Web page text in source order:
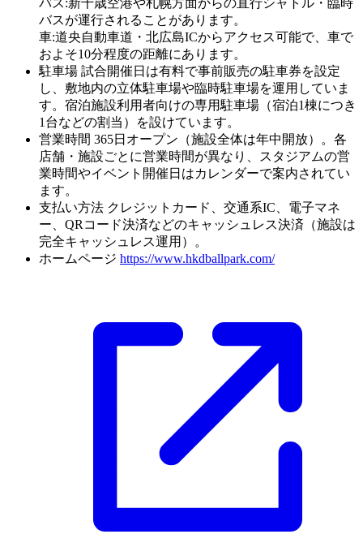
バス:新千歳空港や札幌方面からの直行シャトル・臨時
バスが運行されることがあります。
車:道央自動車道・北広島ICからアクセス可能で、車で
およそ10分程度の距離にあります。
駐車場 試合開催日は有料で事前販売の駐車券を設定
し、敷地内の立体駐車場や臨時駐車場を運用していま
す。宿泊施設利用者向けの専用駐車場（宿泊1棟につき
1台などの割当）を設けています。
営業時間 365日オープン（施設全体は年中開放）。各
店舗・施設ごとに営業時間が異なり、スタジアムの営
業時間やイベント開催日はカレンダーで案内されてい
ます。
支払い方法 クレジットカード、交通系IC、電子マネ
ー、QRコード決済などのキャッシュレス決済（施設は
完全キャッシュレス運用）。
ホームページ https://www.hkdballpark.com/